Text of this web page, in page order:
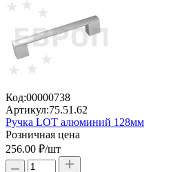
Код:00000738
Артикул:75.51.62
Ручка LOT алюминий 128мм
Розничная цена
256.00 ₽/шт